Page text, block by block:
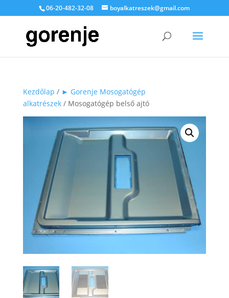
06-20-482-32-08 boyalkatreszek@gmail.com
Kezdőlap / ► Gorenje Mosogatógép
alkatrészek/ Mosogatógép belső ajtó